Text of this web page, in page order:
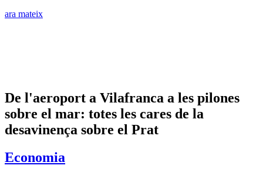
ara mateix
De l'aeroport a Vilafranca a les pilones
sobre el mar: totes les cares de la
desavinença sobre el Prat
Economia